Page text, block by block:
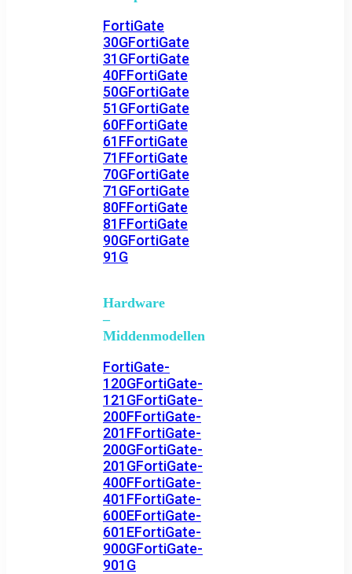
FortiGate
30GFortiGate
31GFortiGate
40FFortiGate
50GFortiGate
51GFortiGate
60FFortiGate
61FFortiGate
71FFortiGate
70GFortiGate
71GFortiGate
80FFortiGate
81FFortiGate
90GFortiGate
91G
Hardware
–
Middenmodellen
FortiGate-
120GFortiGate-
121GFortiGate-
200FFortiGate-
201FFortiGate-
200GFortiGate-
201GFortiGate-
400FFortiGate-
401FFortiGate-
600EFortiGate-
601EFortiGate-
900GFortiGate-
901G